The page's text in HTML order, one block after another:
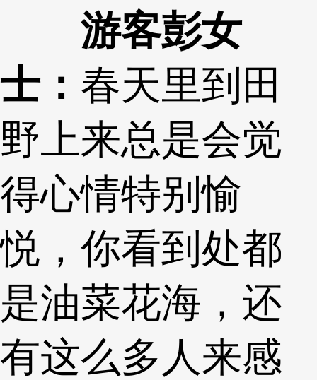
游客彭女
士： 春天里到田
野上来总是会觉
得心情特别愉
悦，你看到处都
是油菜花海，还
有这么多人来感